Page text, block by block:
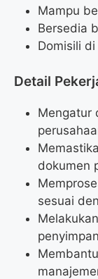
Mampu
Bersedia
Domisili
Detail
Mengatur
dokumen
sesuai